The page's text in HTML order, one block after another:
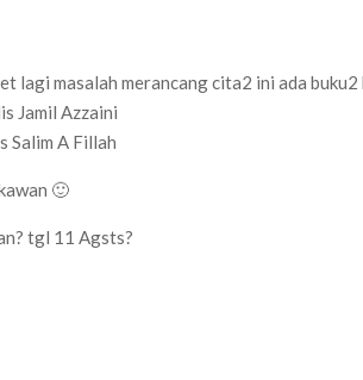
lagi masalah merancang cita2 ini ada buku2
Jamil Azzaini
Salim A Fillah
🙂
tgl 11 Agsts?